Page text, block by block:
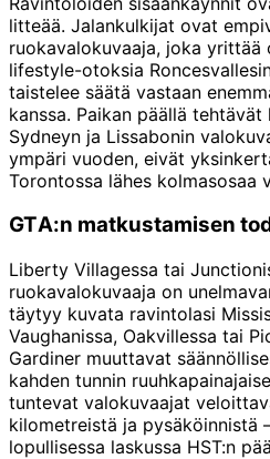
litteää. Jalankulkijat ovat
ruokavalokuvaaja, joka yrittää
lifestyle-otoksia
taistelee säätä vastaan
kanssa. Paikan päällä
Sydneyn ja Lissabonin
ympäri vuoden, eivät
Torontossa lähes kolmasosaa
GTA:n matkustamisen
Liberty Villagessa tai
ruokavalokuvaaja on
täytyy kuvata ravintolasi
Vaughanissa, Oakvillessa tai
Gardiner muuttavat
kahden tunnin
tuntevat valokuvaajat
kilometreistä ja pysäköinnistä
lopullisessa laskussa HST:n